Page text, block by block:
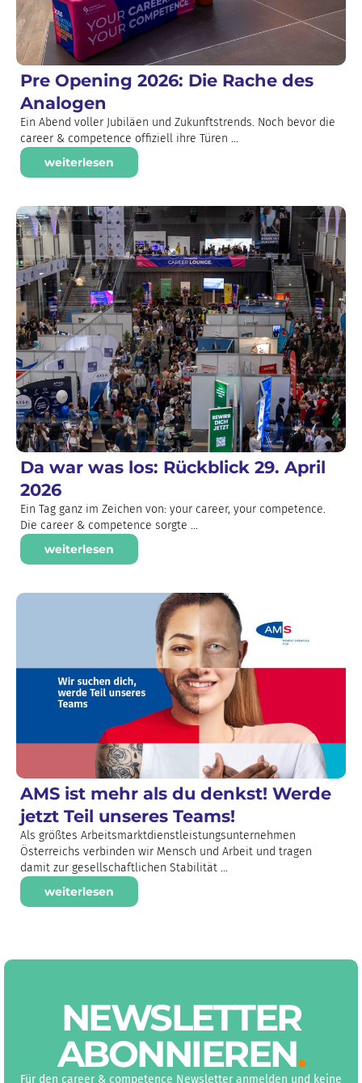
Pre Opening 2026: Die Rache des
Analogen
Ein Abend voller Jubiläen und Zukunftstrends. Noch bevor die
career & competence offiziell ihre Türen ...
weiterlesen
Da war was los: Rückblick 29. April
2026
Ein Tag ganz im Zeichen von: your career, your competence.
Die career & competence sorgte ...
weiterlesen
AMS ist mehr als du denkst! Werde
jetzt Teil unseres Teams!
Als größtes Arbeitsmarktdienstleistungsunternehmen
Österreichs verbinden wir Mensch und Arbeit und tragen
damit zur gesellschaftlichen Stabilität ...
weiterlesen
NEWS­LETTER
ABON­NIEREN.
Für den career & competence Newsletter anmelden und keine